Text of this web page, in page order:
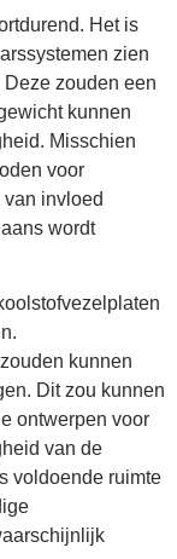
Het is
zien
zouden een
kunnen
Misschien
voor
invloed
wordt
kunnen
Dit zou kunnen
ontwerpen voor
van de
voldoende ruimte